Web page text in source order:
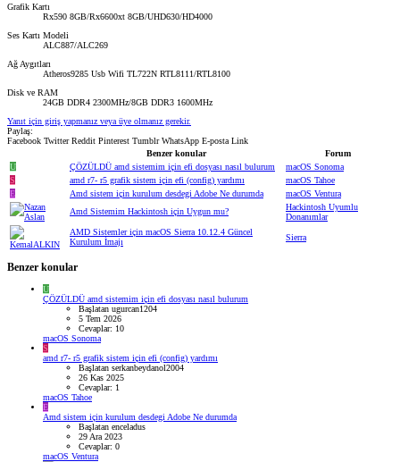
Grafik Kartı
Rx590 8GB/Rx6600xt 8GB/UHD630/HD4000
Ses Kartı Modeli
ALC887/ALC269
Ağ Aygıtları
Atheros9285 Usb Wifi TL722N RTL8111/RTL8100
Disk ve RAM
24GB DDR4 2300MHz/8GB DDR3 1600MHz
Yanıt için giriş yapmanız veya üye olmanız gerekir.
Paylaş:
Facebook Twitter Reddit Pinterest Tumblr WhatsApp E-posta Link
Benzer konular
Forum
U
ÇÖZÜLDÜ amd sistemim için efi dosyası nasıl bulurum
macOS Sonoma
S
amd r7- r5 grafik sistem için efi (config) yardımı
macOS Tahoe
E
Amd sistem için kurulum desdegi Adobe Ne durumda
macOS Ventura
Amd Sistemim Hackintosh için Uygun mu?
Hackintosh Uyumlu
Donanımlar
AMD Sistemler için macOS Sierra 10.12.4 Güncel
Kurulum İmajı
Sierra
Benzer konular
U
ÇÖZÜLDÜ amd sistemim için efi dosyası nasıl bulurum
Başlatan ugurcan1204
5 Tem 2026
Cevaplar: 10
macOS Sonoma
S
amd r7- r5 grafik sistem için efi (config) yardımı
Başlatan serkanbeydanol2004
26 Kas 2025
Cevaplar: 1
macOS Tahoe
E
Amd sistem için kurulum desdegi Adobe Ne durumda
Başlatan enceladus
29 Ara 2023
Cevaplar: 0
macOS Ventura